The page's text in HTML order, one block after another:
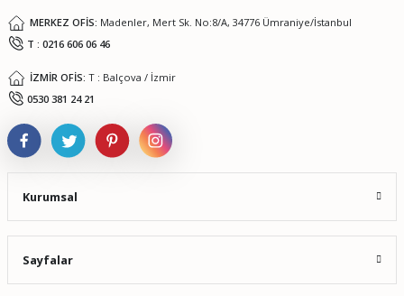
MERKEZ OFİS: Madenler, Mert Sk. No:8/A, 34776 Ümraniye/İstanbul
T : 0216 606 06 46
İZMİR OFİS: T : Balçova / İzmir
0530 381 24 21
Kurumsal
Sayfalar